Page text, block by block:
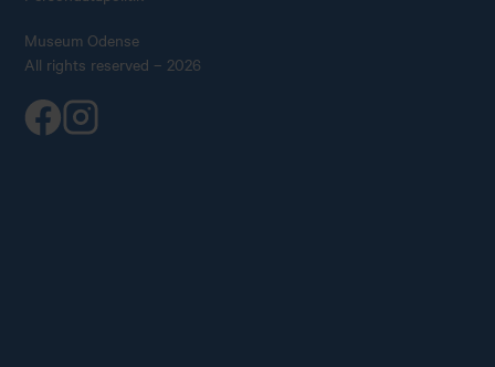
Museum Odense
All rights reserved – 2026